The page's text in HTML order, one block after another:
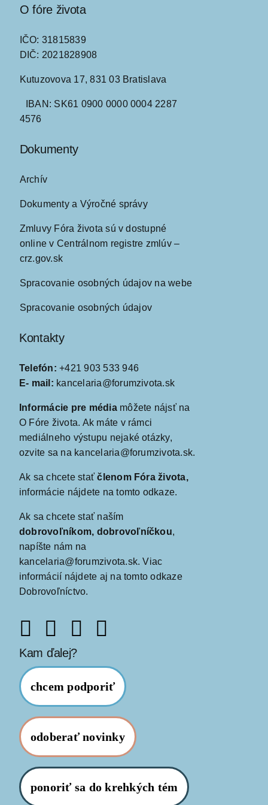
O fóre života
IČO: 31815839
DIČ: 2021828908
Kutuzovova 17, 831 03 Bratislava
IBAN: SK61 0900 0000 0004 2287
4576
Dokumenty
Archív
Dokumenty a Výročné správy
Zmluvy Fóra života sú v dostupné
online v Centrálnom registre zmlúv –
crz.gov.sk
Spracovanie osobných údajov na webe
Spracovanie osobných údajov
Kontakty
Telefón: +421 903 533 946
E- mail: kancelaria@forumzivota.sk
Informácie pre médiamôžete nájsť na
O Fóre života. Ak máte v rámci
mediálneho výstupu nejaké otázky,
ozvite sa na kancelaria@forumzivota.sk.
Ak sa chcete staťčlenom Fóra života,
informácie nájdete na tomto odkaze.
Ak sa chcete stať naším
dobrovoľníkom, dobrovoľníčkou,
napíšte nám na
kancelaria@forumzivota.sk. Viac
informácií nájdete aj na tomto odkaze
Dobrovoľníctvo.
Kam ďalej?
chcem podporiť
odoberať novinky
ponoriť sa do krehkých tém